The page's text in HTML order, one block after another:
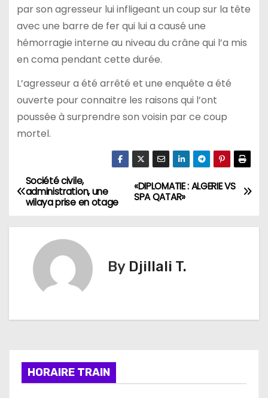
par son agresseur lui infligeant un coup sur la tête
avec une barre de fer qui lui a causé une
hémorragie interne au niveau du crâne qui l’a mis
en coma pendant cette durée.
L’agresseur a été arrêté et une enquête a été
ouverte pour connaitre les raisons qui l’ont
poussée à surprendre son voisin par ce coup
mortel.
N
o
«DIPLOMATIE : ALGERIE VS
SPA QATAR»
Société civile,
administration, une
wilaya prise en otage
By Djillali T.
HORAIRE TRAIN